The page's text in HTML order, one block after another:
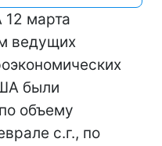
марта
ведущих
были
объему
с.г., по